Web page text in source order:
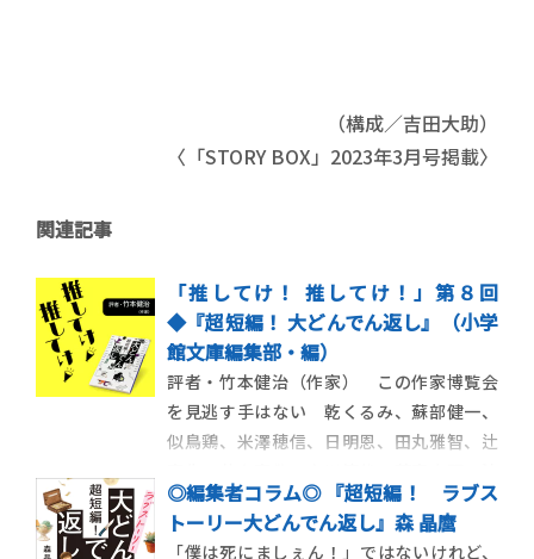
（構成／吉田大助）
〈「STORY BOX」2023年3月号掲載〉
関連記事
「推してけ！ 推してけ！」第８回
◆『超短編！ 大どんでん返し』（小学
館文庫編集部・編）
評者・竹本健治（作家） この作家博覧会
を見逃す手はない 乾くるみ、蘇部健一、
似鳥鶏、米澤穂信、日明恩、田丸雅智、辻
月綸太郎、呉勝浩、翔田寛、下村敦史、上
田早夕里、白井智之、西澤保彦、恩田陸、
◎編集者コラム◎ 『超短編！ ラブス
トーリー大どんでん返し』森 晶麿
「僕は死にましぇん！」ではないけれど、